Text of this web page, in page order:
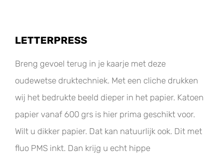
LETTERPRESS
Breng gevoel terug in je kaarje met deze
oudewetse druktechniek. Met een cliche drukken
wij het bedrukte beeld dieper in het papier. Katoen
papier vanaf 600 grs is hier prima geschikt voor.
Wilt u dikker papier. Dat kan natuurlijk ook. Dit met
fluo PMS inkt. Dan krijg u echt hippe